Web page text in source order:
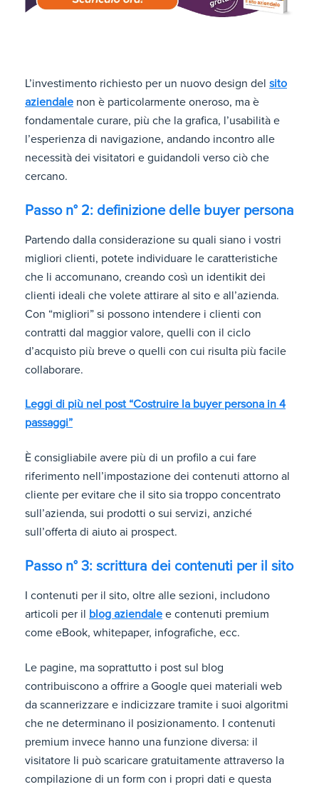
L’investimento richiesto per un nuovo design del sito
aziendale non è particolarmente oneroso, ma è
fondamentale curare, più che la grafica, l’usabilità e
l’esperienza di navigazione, andando incontro alle
necessità dei visitatori e guidandoli verso ciò che
cercano.
Passo n° 2: definizione delle buyer persona
Partendo dalla considerazione su quali siano i vostri
migliori clienti, potete individuare le caratteristiche
che li accomunano, creando così un identikit dei
clienti ideali che volete attirare al sito e all’azienda.
Con “migliori” si possono intendere i clienti con
contratti dal maggior valore, quelli con il ciclo
d’acquisto più breve o quelli con cui risulta più facile
collaborare.
Leggi di più nel post “Costruire la buyer persona in 4
passaggi”
È consigliabile avere più di un profilo a cui fare
riferimento nell’impostazione dei contenuti attorno al
cliente per evitare che il sito sia troppo concentrato
sull’azienda, sui prodotti o sui servizi, anziché
sull’offerta di aiuto ai prospect.
Passo n° 3: scrittura dei contenuti per il sito
I contenuti per il sito, oltre alle sezioni, includono
articoli per il blog aziendale e contenuti premium
come eBook, whitepaper, infografiche, ecc.
Le pagine, ma soprattutto i post sul blog
contribuiscono a offrire a Google quei materiali web
da scannerizzare e indicizzare tramite i suoi algoritmi
che ne determinano il posizionamento. I contenuti
premium invece hanno una funzione diversa: il
visitatore li può scaricare gratuitamente attraverso la
compilazione di un form con i propri dati e questa